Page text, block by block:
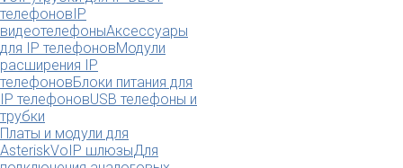
телефоновIP
видеотелефоныАксессуары
для IP телефоновМодули
расширения IP
телефоновБлоки питания для
IP телефоновUSB телефоны и
трубки
Платы и модули для
AsteriskVoIP шлюзыДля